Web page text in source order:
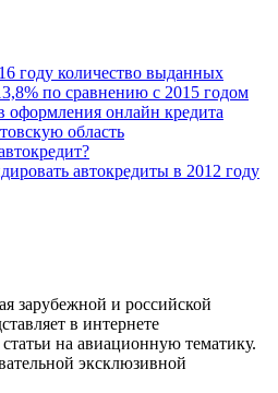
количество выданных
по сравнению с 2015 годом
оформления онлайн кредита
область
автокредиты в 2012 году
зарубежной и российской
в интернете
на авиационную тематику.
эксклюзивной